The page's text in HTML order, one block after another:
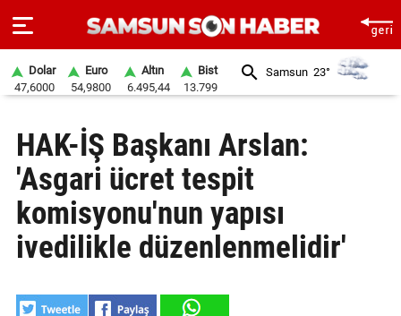
SAYFA
SAMSUN
HABER
SAMSUNSPOR
Dolar
47,6000
Euro
54,9800
Altın
6.495,44
Bist
13.799
Samsun 23°
HAK-İŞ Başkanı Arslan:
'Asgari ücret tespit
komisyonu'nun yapısı
ivedilikle düzenlenmelidir'